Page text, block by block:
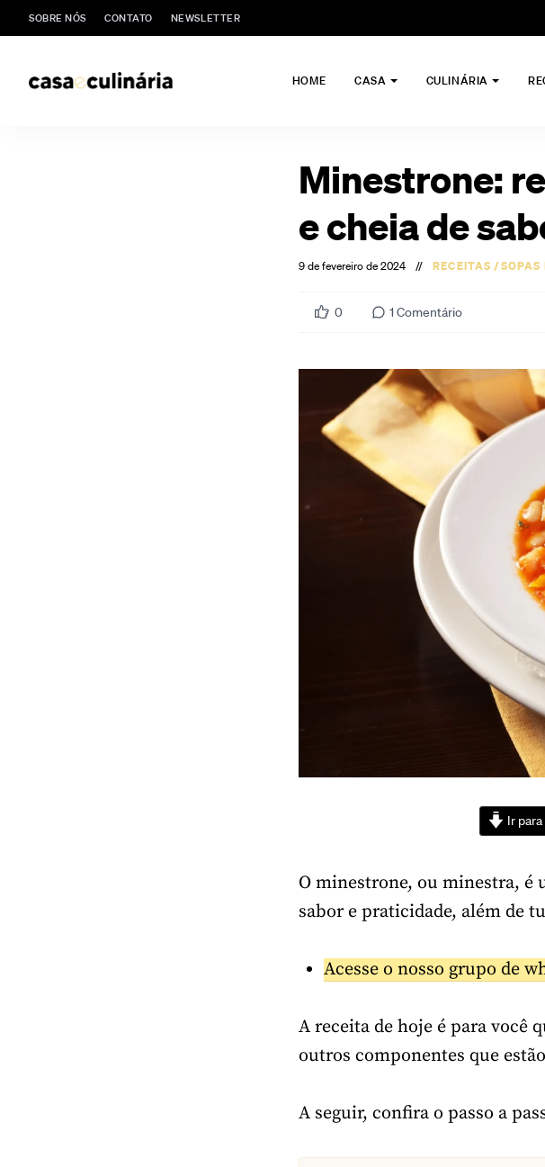
SOBRE NÓS CONTATO NEWSLETTER
HOME CASA CULINÁRIA
Minestrone:
e cheia de
9 de fevereiro de 2024 // RECEITAS /SOPAS
0 1 Comentário
Ir
O minestrone, ou minestra, é
sabor e praticidade, além de
Acesse o nosso grupo de
A receita de hoje é para você
outros componentes que
A seguir, confira o passo a